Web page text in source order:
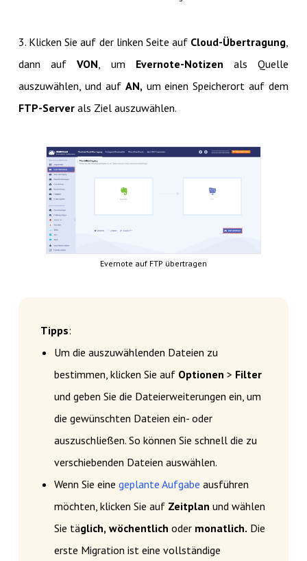
3. Klicken Sie auf der linken Seite auf Cloud-Übertragung,
dann aufVON, um Evernote-Notizen als Quelle
auszuwählen, und auf AN,um einen Speicherort auf dem
FTP-Serverals Ziel auszuwählen.
Evernote auf FTP übertragen
Tipps:
Um die auszuwählenden Dateien zu
bestimmen, klicken Sie auf Optionen > Filter
und geben Sie die Dateierweiterungen ein, um
die gewünschten Dateien ein- oder
auszuschließen. So können Sie schnell die zu
verschiebenden Dateien auswählen.
Wenn Sie eine geplante Aufgabe ausführen
möchten, klicken Sie auf Zeitplan und wählen
Sie täglich, wöchentlich oder monatlich. Die
erste Migration ist eine vollständige